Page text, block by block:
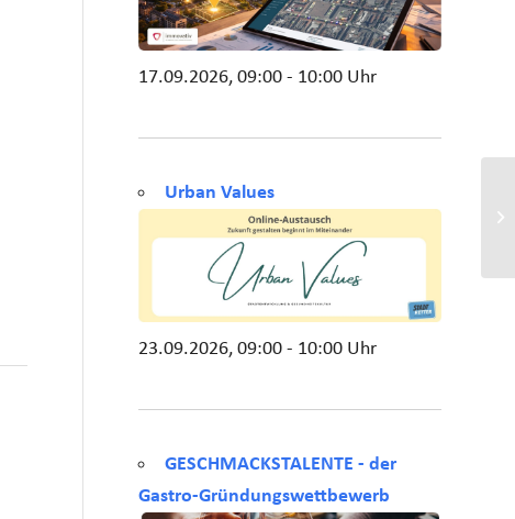
17.09.2026, 09:00 - 10:00 Uhr
Urban Values
23.09.2026, 09:00 - 10:00 Uhr
GESCHMACKSTALENTE - der
Gastro-Gründungswettbewerb